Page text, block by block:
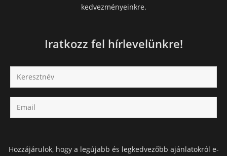
kedvezményeinkre.
Iratkozz fel hírlevelünkre!
Hozzájárulok, hogy a legújabb és legkedvezőbb ajánlatokról e-